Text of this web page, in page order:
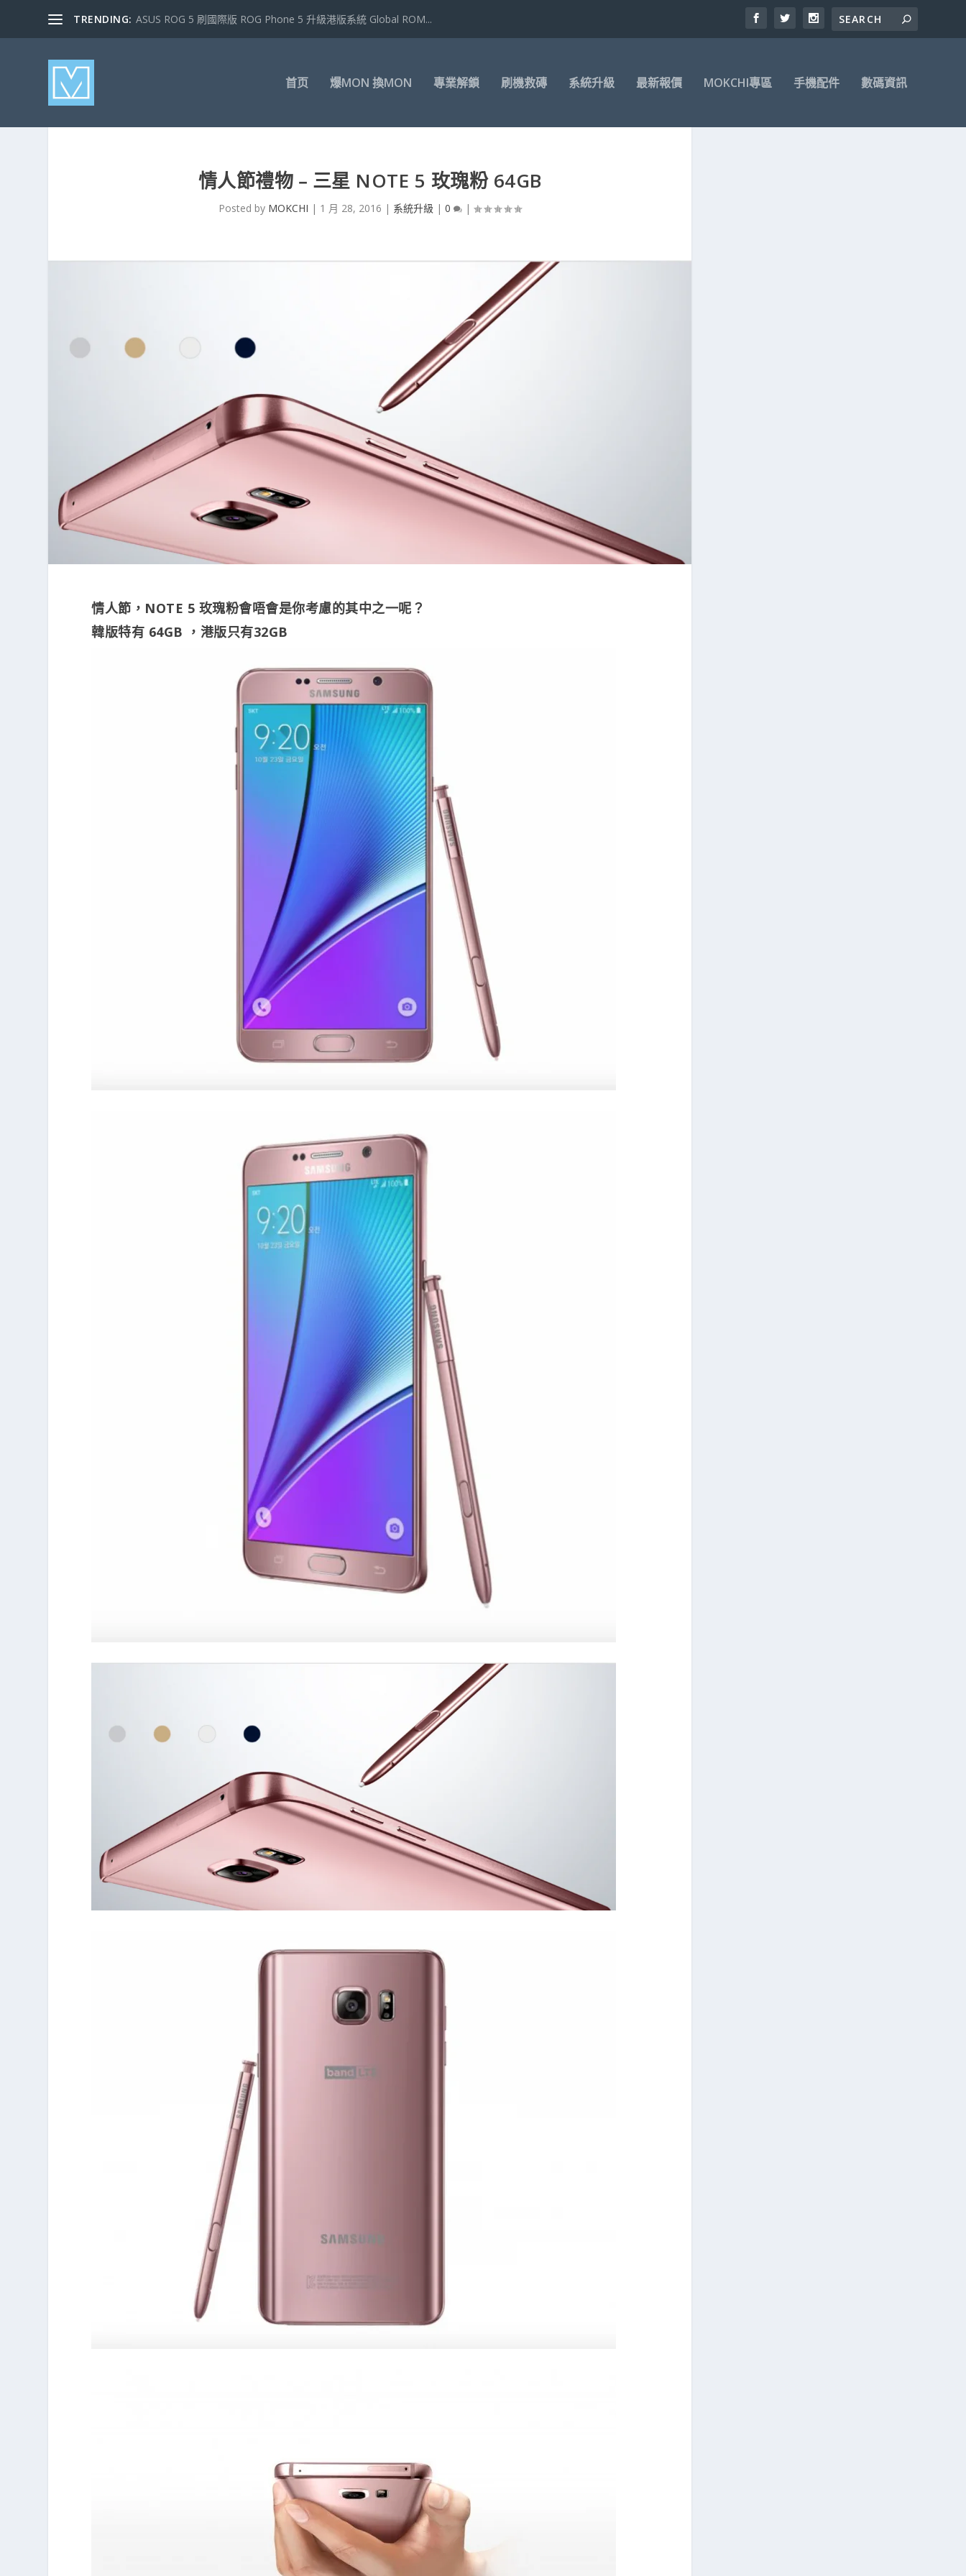
TRENDING: ASUS ROG 5 刷國際版 ROG Phone 5 升級港版系統 Global ROM...
首页 爆MON 換MON 專業解鎖 刷機救磚 系統升級 最新報價 MOKCHI專區 手機配件 數碼資訊
情人節禮物﹣三星 NOTE 5 玫瑰粉 64GB
Posted by MOKCHI | 1 月 28, 2016 | 系統升級 |0 |
情人節，NOTE 5 玫瑰粉會唔會是你考慮的其中之一呢？
韓版特有 64GB ，港版只有32GB